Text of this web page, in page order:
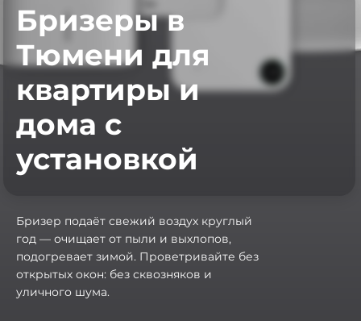
Бризеры в
Тюмени для
квартиры и
дома с
установкой
Бризер подаёт свежий воздух круглый
год — очищает от пыли и выхлопов,
подогревает зимой. Проветривайте без
открытых окон: без сквозняков и
уличного шума.